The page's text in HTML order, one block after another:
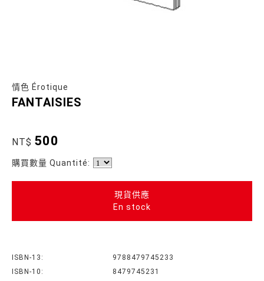
情色 Érotique
FANTAISIES
NT$ 500
購買數量 Quantité:
現貨供應
En stock
ISBN-13:
9788479745233
ISBN-10:
8479745231